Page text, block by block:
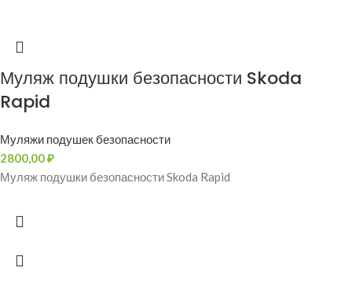
Муляж подушки безопасности Skoda
Rapid
Муляжи подушек безопасности
2800,00₽
Муляж подушки безопасности Skoda Rapid